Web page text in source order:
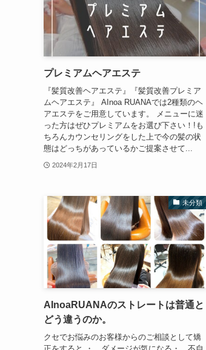
プレミアムヘアエステ
『髪質改善ヘアエステ』『髪質改善プレミア
ムヘアエステ』 AInoa RUANAでは2種類のヘ
アエステをご用意しています。 メニューに迷
った方はぜひプレミアムをお選び下さい！!も
ちろんカウンセリングをした上で今の髪の状
態はどっちがあっているかご提案させて...
2024年2月17日
未分類
AInoaRUANAのストレートは普通と
どう違うのか。
クセでお悩みのお客様からのご相談として矯